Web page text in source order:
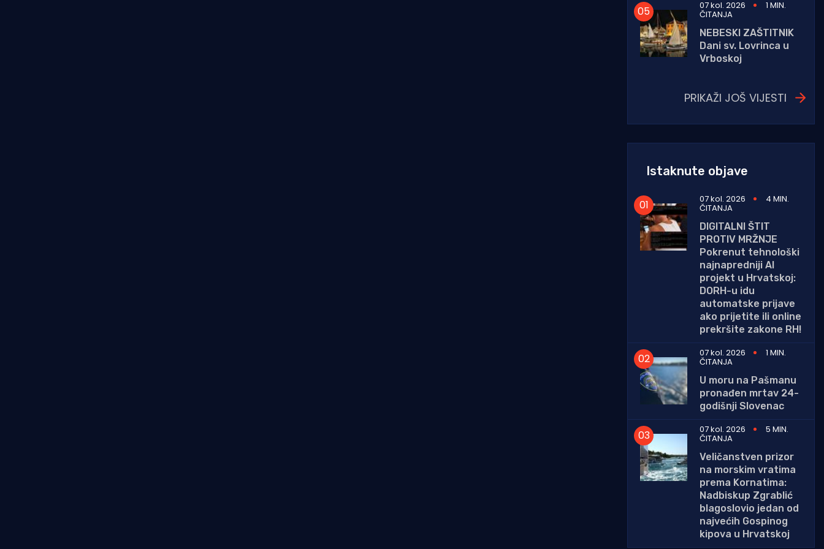
07 kol. 2026 1 MIN.
ČITANJA
NEBESKI ZAŠTITNIK
Dani sv. Lovrinca u
Vrboskoj
PRIKAŽI JOŠ VIJESTI
Istaknute objave
07 kol. 2026 4 MIN.
ČITANJA
DIGITALNI ŠTIT
PROTIV MRŽNJE
Pokrenut tehnološki
najnapredniji AI
projekt u Hrvatskoj:
DORH-u idu
automatske prijave
ako prijetite ili online
prekršite zakone RH!
07 kol. 2026
1 MIN.
ČITANJA
U moru na Pašmanu
pronađen mrtav 24-
godišnji Slovenac
07 kol. 2026
5 MIN.
ČITANJA
Veličanstven prizor
na morskim vratima
prema Kornatima:
Nadbiskup Zgrablić
blagoslovio jedan od
najvećih Gospinog
kipova u Hrvatskoj